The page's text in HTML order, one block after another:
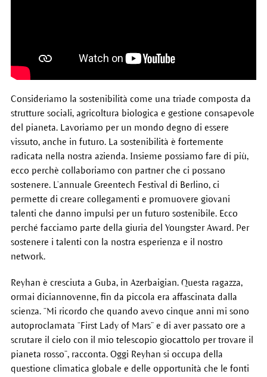
Consideriamo la sostenibilità come una triade composta da
strutture sociali, agricoltura biologica e gestione consapevole
del pianeta. Lavoriamo per un mondo degno di essere
vissuto, anche in futuro. La sostenibilità è fortemente
radicata nella nostra azienda. Insieme possiamo fare di più,
ecco perchè collaboriamo con partner che ci possano
sostenere. L’annuale Greentech Festival di Berlino, ci
permette di creare collegamenti e promuovere giovani
talenti che danno impulsi per un futuro sostenibile. Ecco
perché facciamo parte della giuria del Youngster Award. Per
sostenere i talenti con la nostra esperienza e il nostro
network.
Reyhan è cresciuta a Guba, in Azerbaigian. Questa ragazza,
ormai diciannovenne, fin da piccola era affascinata dalla
scienza. “Mi ricordo che quando avevo cinque anni mi sono
autoproclamata “First Lady of Mars” e di aver passato ore a
scrutare il cielo con il mio telescopio giocattolo per trovare il
pianeta rosso”, racconta. Oggi Reyhan si occupa della
questione climatica globale e delle opportunità che le fonti